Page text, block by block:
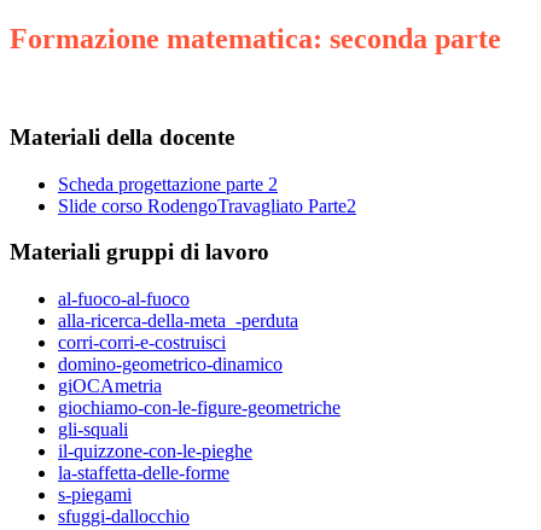
Formazione matematica: seconda parte
Materiali della docente
Scheda progettazione parte 2
Slide corso RodengoTravagliato Parte2
Materiali gruppi di lavoro
al-fuoco-al-fuoco
alla-ricerca-della-meta_-perduta
corri-corri-e-costruisci
domino-geometrico-dinamico
giOCAmetria
giochiamo-con-le-figure-geometriche
gli-squali
il-quizzone-con-le-pieghe
la-staffetta-delle-forme
s-piegami
sfuggi-dallocchio